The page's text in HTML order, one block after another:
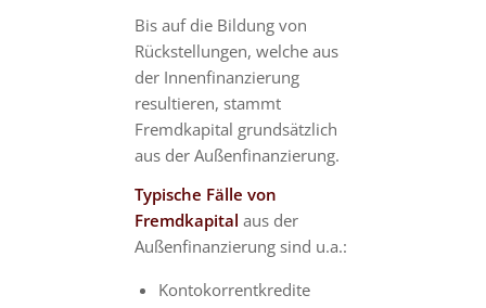
Bis auf die Bildung von
Rückstellungen, welche aus
der Innenfinanzierung
resultieren, stammt
Fremdkapital grundsätzlich
aus der Außenfinanzierung.
Typische Fälle von
Fremdkapital aus der
Außenfinanzierung sind u.a.:
Kontokorrentkredite